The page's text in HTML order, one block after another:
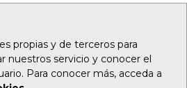
propias y de terceros para
nuestros servicio y conocer el
Para conocer más, acceda a